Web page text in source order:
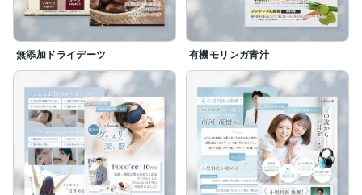
無添加ドライデーツ 有機モリンガ青汁